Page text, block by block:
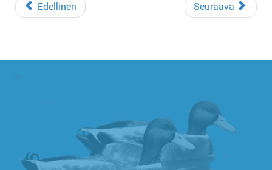
Edellinen Seuraava